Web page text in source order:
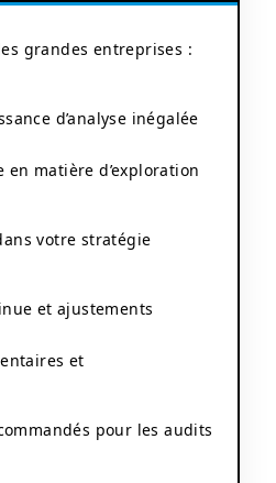
grandes entreprises :
d’analyse inégalée
en matière d’exploration
votre stratégie
et ajustements
et
pour les audits